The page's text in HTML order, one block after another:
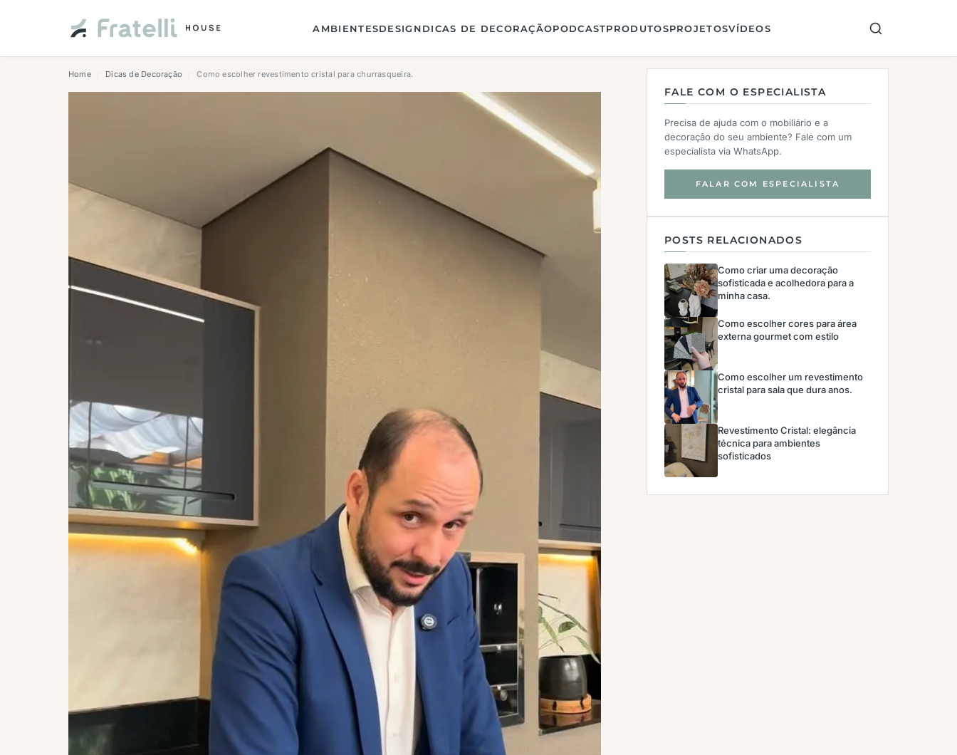
AMBIENTESDESIGNDICAS DE DECORAÇÃOPODCASTPRODUTOSPROJETOSVÍDEOS
Home Dicas de Decoração Como escolher revestimento cristal para churrasqueira.
FALE COM O ESPECIALISTA
Precisa de ajuda com o mobiliário e a
decoração do seu ambiente? Fale com um
especialista via WhatsApp.
FALAR COM ESPECIALISTA
POSTS RELACIONADOS
Como criar uma decoração
sofisticada e acolhedora para a
minha casa.
Como escolher cores para área
externa gourmet com estilo
Como escolher um revestimento
cristal para sala que dura anos.
Revestimento Cristal: elegância
técnica para ambientes
sofisticados